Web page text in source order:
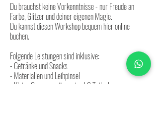
Du brauchst keine Vorkenntnisse - nur Freude an
Farbe, Glitzer und deiner eigenen Magie.
Du kannst diesen Workshop bequem hier online
buchen.
Folgende Leistungen sind inklusive:
-​ Getränke und Snacks
- Materialien und Leihpinsel
- Kleine Gruppen mit maximal 9 Teilnehmern